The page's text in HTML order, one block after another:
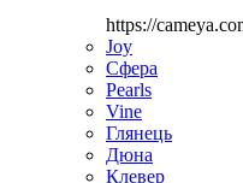
https://
Joy
Сфера
Pearls
Vine
Глянець
Дюна
Клевер